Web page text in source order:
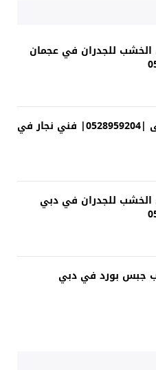
الخشب للجدران في عجمان
نجار في دبى |0528959204| فني نجار في
الخشب للجدران في دبي
جبس بورد في دبي